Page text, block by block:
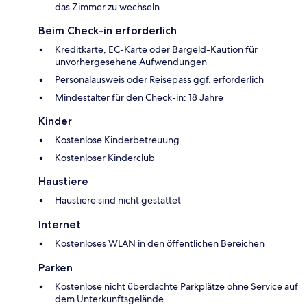
das Zimmer zu wechseln.
Beim Check-in erforderlich
Kreditkarte, EC-Karte oder Bargeld-Kaution für
unvorhergesehene Aufwendungen
Personalausweis oder Reisepass ggf. erforderlich
Mindestalter für den Check-in: 18 Jahre
Kinder
Kostenlose Kinderbetreuung
Kostenloser Kinderclub
Haustiere
Haustiere sind nicht gestattet
Internet
Kostenloses WLAN in den öffentlichen Bereichen
Parken
Kostenlose nicht überdachte Parkplätze ohne Service auf
dem Unterkunftsgelände